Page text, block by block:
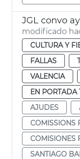
modificado
CULTURA Y
FALLAS
VALENCIA
EN PORTADA
AJUDES
COMISSIONS
COMISIONES
SANTIAGO